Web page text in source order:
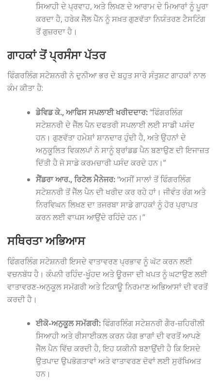
ਸਿਆਹੀ ਦੇ ਪ੍ਰਵਾਹ, ਅਤੇ ਲਿਖਣ ਦੇ ਆਰਾਮ ਦੇ ਮਿਆਰਾਂ ਨੂੰ ਪੂਰਾ
ਕਰਦਾ ਹੈ, ਹਰੇਕ ਜੈੱਲ ਪੈੱਨ ਨੂੰ ਸਖ਼ਤ ਗੁਣਵੱਤਾ ਨਿਯੰਤਰਣ ਟੈਸਟਿੰਗ
ਤੋਂ ਗੁਜ਼ਰਦਾ ਹੈ।
ਗਾਹਕਾਂ ਤੋਂ ਪ੍ਰਸੰਸਾ ਪੱਤਰ
ਫਿੰਗਰਲਿੰਗ ਸਟੇਸ਼ਨਰੀ ਨੇ ਦੁਨੀਆ ਭਰ ਦੇ ਬਹੁਤ ਸਾਰੇ ਸੰਤੁਸ਼ਟ ਗਾਹਕਾਂ ਨਾਲ
ਕੰਮ ਕੀਤਾ ਹੈ:
ਡੇਵਿਡ ਕੇ., ਆਫਿਸ ਸਪਲਾਈ ਖਰੀਦਦਾਰ:“ਫਿੰਗਰਲਿੰਗ
ਸਟੇਸ਼ਨਰੀ ਦੇ ਜੈੱਲ ਪੈਨ ਦਫਤਰੀ ਸਪਲਾਈ ਲਈ ਸਾਡੀ ਪਸੰਦ
ਹਨ। ਗੁਣਵੱਤਾ ਹਮੇਸ਼ਾਂ ਸ਼ਾਨਦਾਰ ਹੁੰਦੀ ਹੈ, ਅਤੇ ਉਹਨਾਂ ਦੇ
ਅਨੁਕੂਲਿਤ ਵਿਕਲਪਾਂ ਨੇ ਸਾਨੂੰ ਬ੍ਰਾਂਡਡ ਪੈਨ ਬਣਾਉਣ ਦੀ ਇਜਾਜ਼ਤ
ਦਿੱਤੀ ਹੈ ਜੋ ਸਾਡੇ ਕਰਮਚਾਰੀ ਪਸੰਦ ਕਰਦੇ ਹਨ।”
ਸੈਂਡਰਾ ਆਰ., ਰਿਟੇਲ ਮੈਨੇਜਰ:“ਅਸੀਂ ਸਾਲਾਂ ਤੋਂ ਫਿੰਗਰਲਿੰਗ
ਸਟੇਸ਼ਨਰੀ ਤੋਂ ਜੈੱਲ ਪੈਨ ਦੀ ਖਰੀਦ ਕਰ ਰਹੇ ਹਾਂ। ਜੀਵੰਤ ਰੰਗ ਅਤੇ
ਨਿਰਵਿਘਨ ਲਿਖਣ ਦਾ ਤਜਰਬਾ ਸਾਡੇ ਗਾਹਕਾਂ ਨੂੰ ਹੋਰ ਪ੍ਰਾਪਤ
ਕਰਨ ਲਈ ਵਾਪਸ ਆਉਂਦੇ ਰਹਿੰਦੇ ਹਨ।”
ਸਥਿਰਤਾ ਅਭਿਆਸ
ਫਿੰਗਰਲਿੰਗ ਸਟੇਸ਼ਨਰੀ ਇਸਦੇ ਵਾਤਾਵਰਣ ਪ੍ਰਭਾਵ ਨੂੰ ਘੱਟ ਕਰਨ ਲਈ
ਵਚਨਬੱਧ ਹੈ। ਕੰਪਨੀ ਰਹਿੰਦ-ਖੂੰਹਦ ਅਤੇ ਊਰਜਾ ਦੀ ਖਪਤ ਨੂੰ ਘਟਾਉਣ ਲਈ
ਵਾਤਾਵਰਣ-ਅਨੁਕੂਲ ਸਮੱਗਰੀ ਅਤੇ ਟਿਕਾਊ ਨਿਰਮਾਣ ਅਭਿਆਸਾਂ ਦੀ ਵਰਤੋਂ
ਕਰਦੀ ਹੈ।
ਈਕੋ-ਅਨੁਕੂਲ ਸਮੱਗਰੀ:ਫਿੰਗਰਲਿੰਗ ਸਟੇਸ਼ਨਰੀ ਗੈਰ-ਜ਼ਹਿਰੀਲੀ
ਸਿਆਹੀ ਅਤੇ ਰੀਸਾਈਕਲ ਕਰਨ ਯੋਗ ਭਾਗਾਂ ਦੀ ਵਰਤੋਂ ਆਪਣੇ
ਜੈੱਲ ਪੈਨ ਵਿੱਚ ਕਰਦੀ ਹੈ, ਇਹ ਯਕੀਨੀ ਬਣਾਉਂਦੀ ਹੈ ਕਿ ਇਸਦੇ
ਉਤਪਾਦ ਉਪਭੋਗਤਾਵਾਂ ਅਤੇ ਵਾਤਾਵਰਣ ਦੋਵਾਂ ਲਈ ਸੁਰੱਖਿਅਤ
ਹਨ।